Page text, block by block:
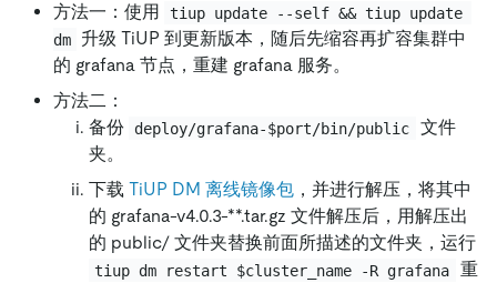
方法一：使用
tiup update --self && tiup update
dm
升级 TiUP 到更新版本，随后先缩容再扩容集群中
的 grafana 节点，重建 grafana 服务。
方法二：
备份
deploy/grafana-$port/bin/public
文件
夹。
下载 TiUP DM 离线镜像包 ，并进行解压，将其中
的 grafana-v4.0.3-**.tar.gz 文件解压后，用解压出
的 public/ 文件夹替换前面所描述的文件夹，运行
tiup dm restart $cluster_name -R grafana
重